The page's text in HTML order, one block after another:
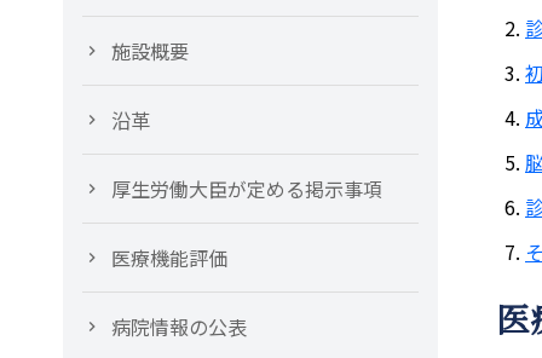
施設概要
沿革
厚生労働大臣が定める掲示事項
医療機能評価
病院情報の公表